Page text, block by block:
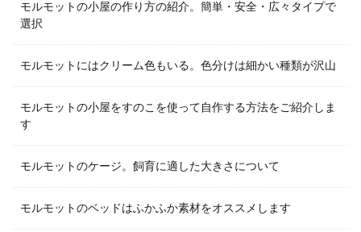
モルモットの小屋の作り方の紹介。簡単・安全・広々タイプで
選択
モルモットにはクリーム色もいる。色分けは細かい種類が沢山
モルモットの小屋をすのこを使って自作する方法をご紹介しま
す
モルモットのケージ。飼育に適した大きさについて
モルモットのベッドはふかふか素材をオススメします